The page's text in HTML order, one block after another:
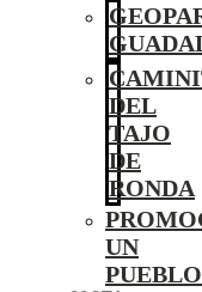
DEL
TAJO
DE
RONDA
UN
PUEBLO